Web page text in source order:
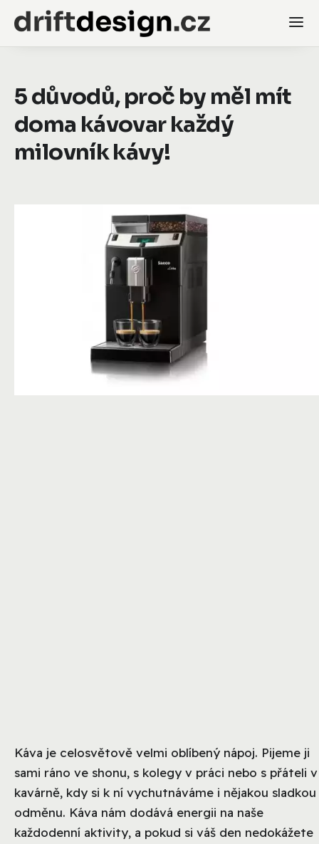
5 důvodů, proč by měl mít
doma kávovar každý
milovník kávy!
Káva je celosvětově velmi oblíbený nápoj. Pijeme ji
sami ráno ve shonu, s kolegy v práci nebo s přáteli v
kavárně, kdy si k ní vychutnáváme i nějakou sladkou
odměnu. Káva nám dodává energii na naše
každodenní aktivity, a pokud si váš den nedokážete